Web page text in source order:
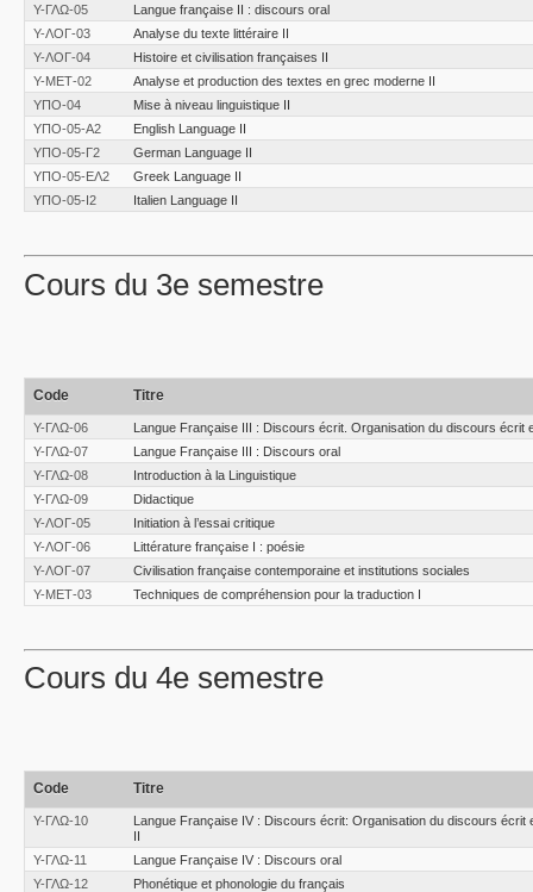
Υ-ΓΛΩ-05
Langue française II : discours oral
Υ-ΛΟΓ-03
Analyse du texte littéraire II
Υ-ΛΟΓ-04
Histoire et civilisation françaises II
Υ-ΜΕΤ-02
Analyse et production des textes en grec moderne II
ΥΠΟ-04
Mise à niveau linguistique ΙΙ
ΥΠΟ-05-Α2
English Language II
ΥΠΟ-05-Γ2
German Language II
ΥΠΟ-05-ΕΛ2
Greek Language II
ΥΠΟ-05-Ι2
Italien Language II
Cours du 3e semestre
Code Titre
Υ-ΓΛΩ-06
Langue Française III : Discours écrit. Organisation du discours écrit
Υ-ΓΛΩ-07
Langue Française III : Discours oral
Υ-ΓΛΩ-08
Introduction à la Linguistique
Υ-ΓΛΩ-09
Didactique
Υ-ΛΟΓ-05
Initiation à l’essai critique
Υ-ΛΟΓ-06
Littérature française I : poésie
Υ-ΛΟΓ-07
Civilisation française contemporaine et institutions sociales
Υ-ΜΕΤ-03
Techniques de compréhension pour la traduction Ι
Cours du 4e semestre
Code Titre
Υ-ΓΛΩ-10
Langue Française IV : Discours écrit: Organisation du discours écrit
II
Υ-ΓΛΩ-11
Langue Française IV : Discours oral
Υ-ΓΛΩ-12
Phonétique et phonologie du français